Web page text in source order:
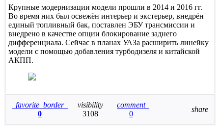
Крупные модернизации модели прошли в 2014 и 2016 гг.
Во время них был освежён интерьер и экстерьер, внедрён
единый топливный бак, поставлен ЭБУ трансмиссии и
внедрено в качестве опции блокирование заднего
дифференциала. Сейчас в планах УАЗа расширить линейку
модели с помощью добавления турбодизеля и китайской
АКПП.
favorite_border
0
visibility
3108
comment
0
share